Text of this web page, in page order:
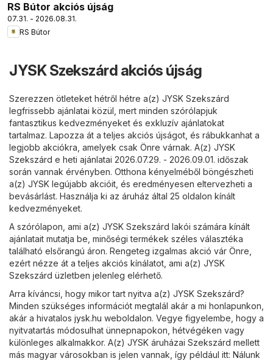
RS Bútor akciós újság
07.31. - 2026.08.31.
RS Bútor
JYSK Szekszárd akciós újság
Szerezzen ötleteket hétről hétre a(z) JYSK Szekszárd
legfrissebb ajánlatai közül, mert minden szórólapjuk
fantasztikus kedvezményeket és exkluzív ajánlatokat
tartalmaz. Lapozza át a teljes akciós újságot, és rábukkanhat a
legjobb akciókra, amelyek csak Önre várnak. A(z) JYSK
Szekszárd e heti ajánlatai 2026.07.29. - 2026.09.01. időszak
során vannak érvényben. Otthona kényelméből böngészheti
a(z) JYSK legújabb akcióit, és eredményesen eltervezheti a
bevásárlást. Használja ki az áruház által 25 oldalon kínált
kedvezményeket.
A szórólapon, ami a(z) JYSK Szekszárd lakói számára kínált
ajánlatait mutatja be, minőségi termékek széles választéka
található elsőrangú áron. Rengeteg izgalmas akció vár Önre,
ezért nézze át a teljes akciós kínálatot, ami a(z) JYSK
Szekszárd üzletben jelenleg elérhető.
Arra kíváncsi, hogy mikor tart nyitva a(z) JYSK Szekszárd?
Minden szükséges információt megtalál akár a mi honlapunkon,
akár a hivatalos jysk.hu weboldalon. Vegye figyelembe, hogy a
nyitvatartás módosulhat ünnepnapokon, hétvégéken vagy
különleges alkalmakkor. A(z) JYSK áruházai Szekszárd mellett
más magyar városokban is jelen vannak, így például itt: Nálunk